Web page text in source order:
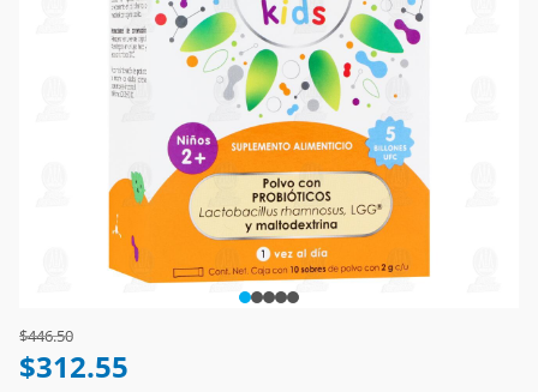
Price reduced from
$446.50to
$312.55